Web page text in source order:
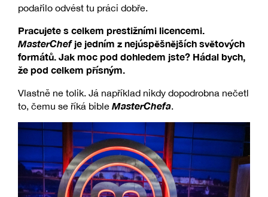
podařilo odvést tu práci dobře.
Pracujete s celkem prestižními licencemi.
MasterChefje jedním z nejúspěšnějších světových
formátů. Jak moc pod dohledem jste? Hádal bych,
že pod celkem přísným.
Vlastně ne tolik. Já například nikdy dopodrobna nečetl
to, čemu se říká bible MasterChefa.